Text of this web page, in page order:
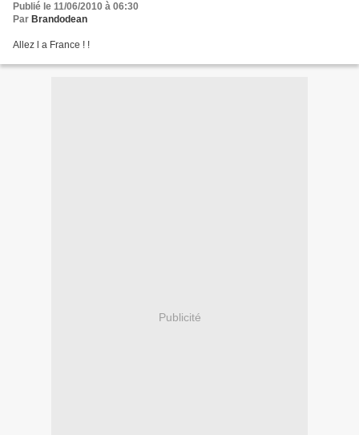
Publié le 11/06/2010 à 06:30
Par Brandodean
Allez l a France ! !
Publicité